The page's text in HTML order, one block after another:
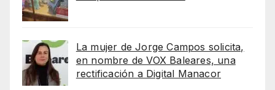
La mujer de Jorge Campos solicita,
en nombre de VOX Baleares, una
rectificación a Digital Manacor